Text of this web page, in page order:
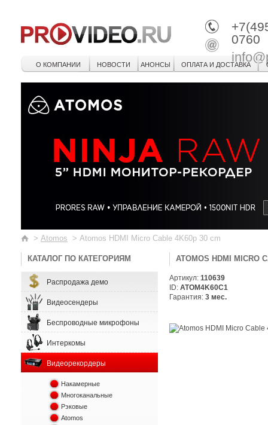
0760
О КОМПАНИИ НОВОСТИ АНОНСЫ ОПЛАТА И ДОСТАВКА
> Atomos > Atomos HDMI Micro Cable 4K60p 30 cm
КАТАЛОГ ПО КАТЕГОРИЯМ
Распродажа демо
Видеосендеры
Беспроводные микрофоны
Интеркомы
Видеорекордеры
Накамерные
Многоканальные
Рэковые
Atomos
ATOMOS HDMI MICRO
Артикул: 110639
ID: ATOM4K60C1
Гарантия: 3 мес.